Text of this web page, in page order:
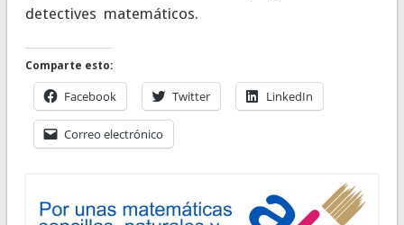
detectives matemáticos.
Comparte esto:
Facebook Twitter LinkedIn
Correo electrónico